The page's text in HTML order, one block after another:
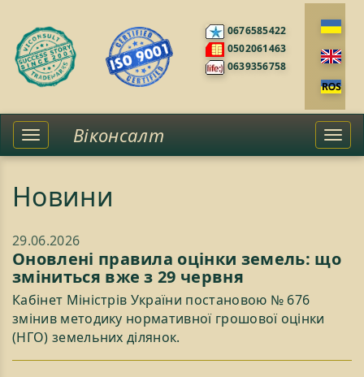
0676585422
0502061463
0639356758
Toggle
left
Віконсалт
Новини
29.06.2026
Оновлені правила оцінки земель: що
зміниться вже з 29 червня
Кабінет Міністрів України постановою № 676
змінив методику нормативної грошової оцінки
(НГО) земельних ділянок.